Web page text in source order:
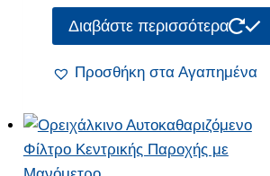
Διαβάστε περισσότερα
Προσθήκη στα Αγαπημένα